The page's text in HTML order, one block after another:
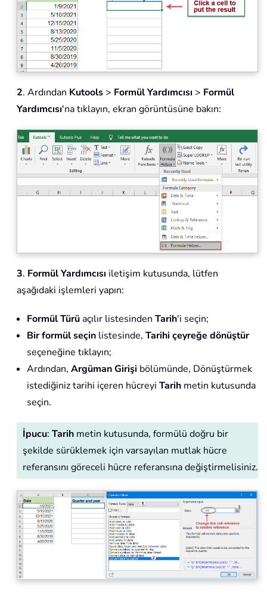
2. Ardından Kutools > Formül Yardımcısı > Formül
Yardımcısı'na tıklayın, ekran görüntüsüne bakın:
3. Formül Yardımcısı iletişim kutusunda, lütfen
aşağıdaki işlemleri yapın:
Formül Türüaçılır listesinden Tarih'i seçin;
Bir formül seçin listesinde, Tarihi çeyreğe dönüştür
seçeneğine tıklayın;
Ardından, Argüman Girişi bölümünde, Dönüştürmek
istediğiniz tarihi içeren hücreyi Tarih metin kutusunda
seçin.
İpucu: Tarih metin kutusunda, formülü doğru bir
şekilde sürüklemek için varsayılan mutlak hücre
referansını göreceli hücre referansına değiştirmelisiniz.